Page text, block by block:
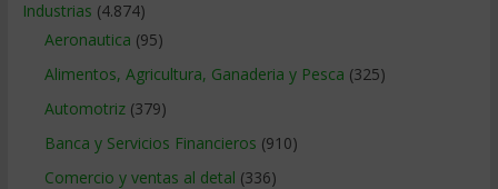
Industrias (4.874)
Aeronautica (95)
Alimentos, Agricultura, Ganaderia y Pesca (325)
Automotriz(379)
Banca y Servicios Financieros (910)
Comercio y ventas al detal (336)